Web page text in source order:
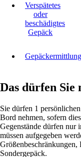
Verspätetes
oder
beschädigtes
Gepäck
Gepäckermittlung
Das dürfen Sie
Sie dürfen 1
Bord nehmen, sofern
Gegenstände dürfen nur
müssen aufgegeben
Sondergepäck.